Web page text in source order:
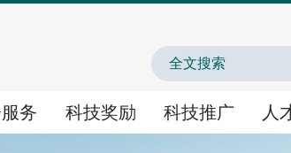
务 科技奖励 科技推广 人
中国农业农村人才网